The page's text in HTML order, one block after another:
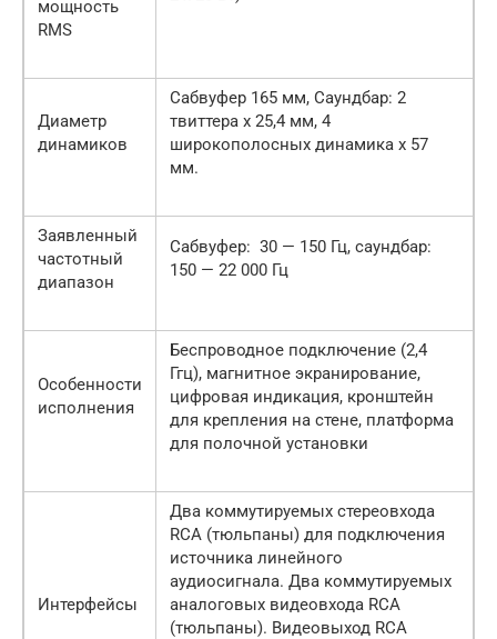
мощность
RMS
Диаметр
динамиков
Сабвуфер 165 мм, Саундбар: 2
твиттера х 25,4 мм, 4
широкополосных динамика х 57
мм.
Заявленный
частотный
диапазон
Сабвуфер: 30 — 150 Гц, саундбар:
150 — 22 000 Гц
Особенности
исполнения
Беспроводное подключение (2,4
Ггц), магнитное экранирование,
цифровая индикация, кронштейн
для крепления на стене, платформа
для полочной установки
Интерфейсы
Два коммутируемых стереовхода
RCA (тюльпаны) для подключения
источника линейного
аудиосигнала. Два коммутируемых
аналоговых видеовхода RCA
(тюльпаны). Видеовыход RCA